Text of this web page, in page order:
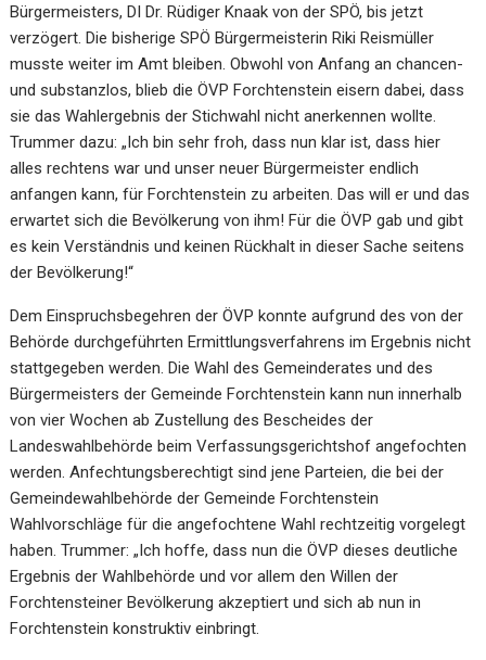
Bürgermeisters, DI Dr. Rüdiger Knaak von der SPÖ, bis jetzt
verzögert. Die bisherige SPÖ Bürgermeisterin Riki Reismüller
musste weiter im Amt bleiben. Obwohl von Anfang an chancen-
und substanzlos, blieb die ÖVP Forchtenstein eisern dabei, dass
sie das Wahlergebnis der Stichwahl nicht anerkennen wollte.
Trummer dazu: „Ich bin sehr froh, dass nun klar ist, dass hier
alles rechtens war und unser neuer Bürgermeister endlich
anfangen kann, für Forchtenstein zu arbeiten. Das will er und das
erwartet sich die Bevölkerung von ihm! Für die ÖVP gab und gibt
es kein Verständnis und keinen Rückhalt in dieser Sache seitens
der Bevölkerung!“
Dem Einspruchsbegehren der ÖVP konnte aufgrund des von der
Behörde durchgeführten Ermittlungsverfahrens im Ergebnis nicht
stattgegeben werden. Die Wahl des Gemeinderates und des
Bürgermeisters der Gemeinde Forchtenstein kann nun innerhalb
von vier Wochen ab Zustellung des Bescheides der
Landeswahlbehörde beim Verfassungsgerichtshof angefochten
werden. Anfechtungsberechtigt sind jene Parteien, die bei der
Gemeindewahlbehörde der Gemeinde Forchtenstein
Wahlvorschläge für die angefochtene Wahl rechtzeitig vorgelegt
haben. Trummer: „Ich hoffe, dass nun die ÖVP dieses deutliche
Ergebnis der Wahlbehörde und vor allem den Willen der
Forchtensteiner Bevölkerung akzeptiert und sich ab nun in
Forchtenstein konstruktiv einbringt.